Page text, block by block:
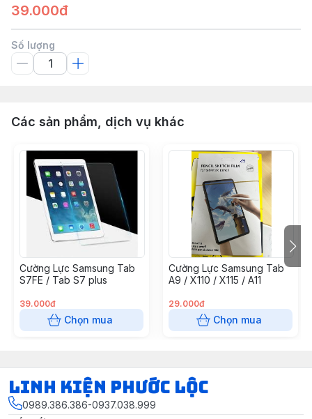
39.000đ
Số lượng
Các sản phẩm, dịch vụ khác
Cường Lực Samsung Tab
S7FE / Tab S7 plus
39.000đ
Chọn mua
Cường Lực Samsung Tab
A9 / X110 / X115 / A11
29.000đ
Chọn mua
LINH KIỆN PHƯỚC LỘC
0989.386.386-0937.038.999